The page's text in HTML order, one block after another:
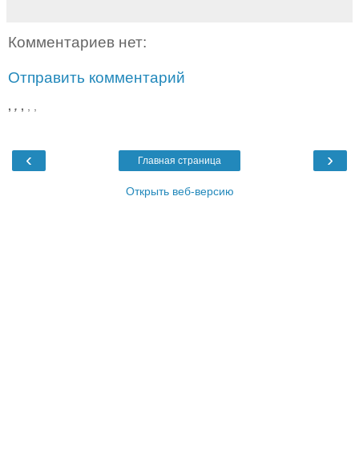
Комментариев нет:
Отправить комментарий
, , , , ,
‹ ›
Главная страница
Открыть веб-версию